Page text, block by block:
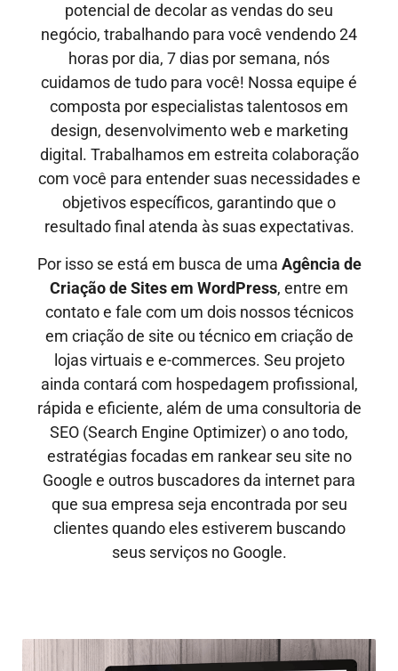
potencial de decolar as vendas do seu
negócio, trabalhando para você vendendo 24
horas por dia, 7 dias por semana, nós
cuidamos de tudo para você! Nossa equipe é
composta por especialistas talentosos em
design, desenvolvimento web e marketing
digital. Trabalhamos em estreita colaboração
com você para entender suas necessidades e
objetivos específicos, garantindo que o
resultado final atenda às suas expectativas.
Por isso se está em busca de uma Agência de
Criação de Sitesem WordPress, entre em
contato e fale com um dois nossos técnicos
em criação de site ou técnico em criação de
lojas virtuais e e-commerces. Seu projeto
ainda contará com hospedagem profissional,
rápida e eficiente, além de uma consultoria de
SEO (Search Engine Optimizer) o ano todo,
estratégias focadas em rankear seu site no
Google e outros buscadores da internet para
que sua empresa seja encontrada por seu
clientes quando eles estiverem buscando
seus serviços no Google.